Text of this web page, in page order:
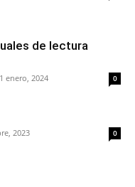
de lectura
enero, 2024 0
2023 0